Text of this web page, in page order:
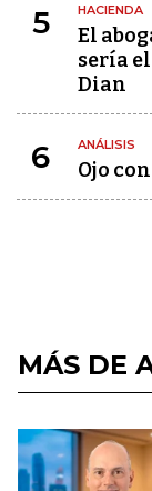
5 HACIENDA
El
sería
Dian
6 ANÁLISIS
Ojo
MÁS DE